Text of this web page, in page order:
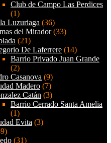
Club de Campo Las Perdices
(1)
Luzuriaga (36)
del Mirador(33)
(21)
De Laferrere (14)
Barrio Privado Juan Grande
(2)
Casanova (9)
Madero (7)
Catán (3)
Barrio Cerrado Santa Amelia
(1)
Evita (3)
(31)